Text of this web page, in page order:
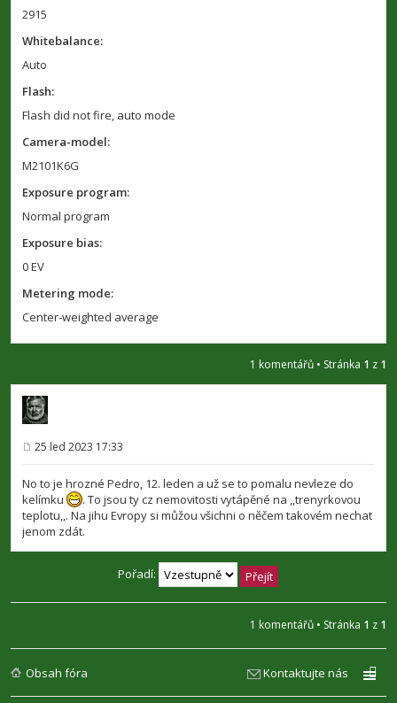
2915
Whitebalance:
Auto
Flash:
Flash did not fire, auto mode
Camera-model:
M2101K6G
Exposure program:
Normal program
Exposure bias:
0 EV
Metering mode:
Center-weighted average
1 komentářů • Stránka 1 z 1
ř
í
s
p
ě
v
k
25 led 2023 17:33
No to je hrozné Pedro, 12. leden a už se to pomalu nevleze do
kelímku
. To jsou ty cz nemovitosti vytápěné na ,,trenyrkovou
teplotu,,. Na jihu Evropy si můžou všichni o něčem takovém nechat
jenom zdát.
Pořadí:
1 komentářů • Stránka 1 z 1
Obsah fóra Kontaktujte nás